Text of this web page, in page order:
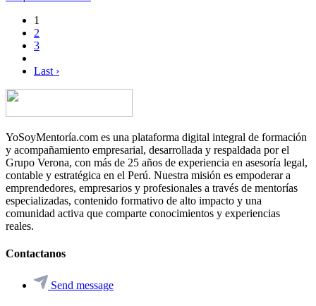
1
2
3
Last ›
YoSoyMentoría.com es una plataforma digital integral de formación
y acompañamiento empresarial, desarrollada y respaldada por el
Grupo Verona, con más de 25 años de experiencia en asesoría legal,
contable y estratégica en el Perú. Nuestra misión es empoderar a
emprendedores, empresarios y profesionales a través de mentorías
especializadas, contenido formativo de alto impacto y una
comunidad activa que comparte conocimientos y experiencias
reales.
Contactanos
Send message